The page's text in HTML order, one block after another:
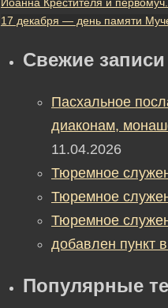
17 декабря — день памяти
Свежие записи
Пасхальное
диаконам,
11.04.2026
Тюремное
Тюремное
Тюремное
добавлен пункт
Популярные